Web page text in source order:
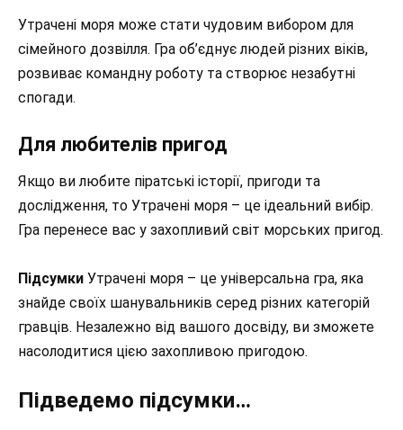
Утрачені моря може стати чудовим вибором для
сімейного дозвілля. Гра об’єднує людей різних віків,
розвиває командну роботу та створює незабутні
спогади.
Для любителів пригод
Якщо ви любите піратські історії, пригоди та
дослідження, то Утрачені моря – це ідеальний вибір.
Гра перенесе вас у захопливий світ морських пригод.
Підсумки Утрачені моря – це універсальна гра, яка
знайде своїх шанувальників серед різних категорій
гравців. Незалежно від вашого досвіду, ви зможете
насолодитися цією захопливою пригодою.
Підведемо підсумки…